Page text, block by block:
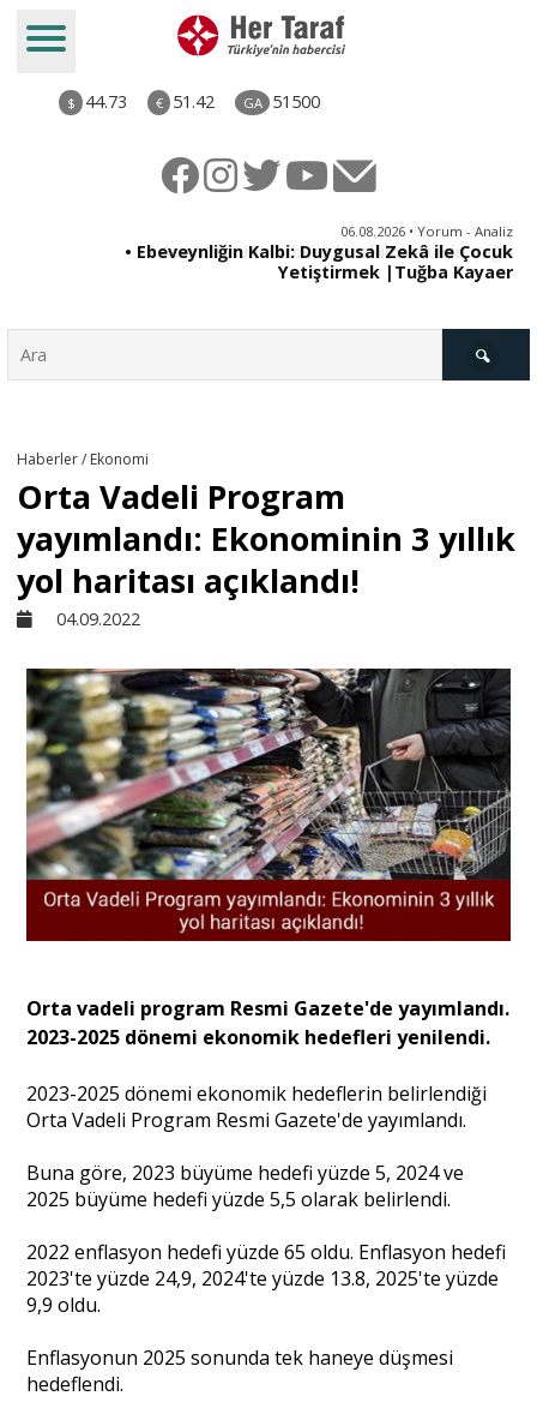
$ 44.73 € 51.42 GA 51500
06.08.2026 • Yorum - Analiz
• Ebeveynliğin Kalbi: Duygusal Zekâ ile Çocuk
Yetiştirmek |Tuğba Kayaer
Derkenar
Sivil Toplum
Kültür - Sanat
Ekonomi
Dünya
Yorum - Analiz
Eğitim
Haberler / Ekonomi
Orta Vadeli Program
yayımlandı: Ekonominin 3 yıllık
yol haritası açıklandı!
04.09.2022
Orta vadeli program Resmi Gazete'de yayımlandı.
2023-2025 dönemi ekonomik hedefleri yenilendi.
2023-2025 dönemi ekonomik hedeflerin belirlendiği
Orta Vadeli Program Resmi Gazete'de yayımlandı.
Buna göre, 2023 büyüme hedefi yüzde 5, 2024 ve
2025 büyüme hedefi yüzde 5,5 olarak belirlendi.
2022 enflasyon hedefi yüzde 65 oldu. Enflasyon hedefi
2023'te yüzde 24,9, 2024'te yüzde 13.8, 2025'te yüzde
9,9 oldu.
Enflasyonun 2025 sonunda tek haneye düşmesi
hedeflendi.